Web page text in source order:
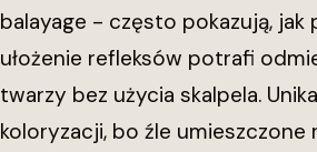
balayage - często pokazują, jak
ułożenie refleksów potrafi
twarzy bez użycia skalpela.
koloryzacji, bo źle umieszczone